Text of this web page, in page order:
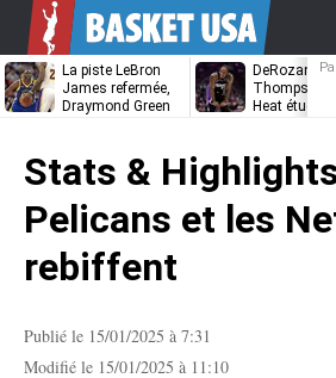
La piste LeBron
James refermée,
Draymond Green
DeRozan,
Thompson…
Heat étudie
Unibet
Stats &
Pelicans et les
rebiffent
Publié le 15/01/2025 à 7:31
Modifié le 15/01/2025 à 11:10